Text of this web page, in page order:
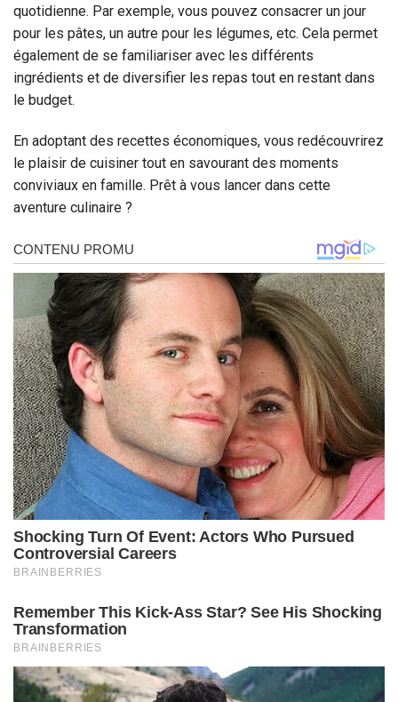
quotidienne. Par exemple, vous pouvez consacrer un jour
pour les pâtes, un autre pour les légumes, etc. Cela permet
également de se familiariser avec les différents
ingrédients et de diversifier les repas tout en restant dans
le budget.
En adoptant des recettes économiques, vous redécouvrirez
le plaisir de cuisiner tout en savourant des moments
conviviaux en famille. Prêt à vous lancer dans cette
aventure culinaire ?